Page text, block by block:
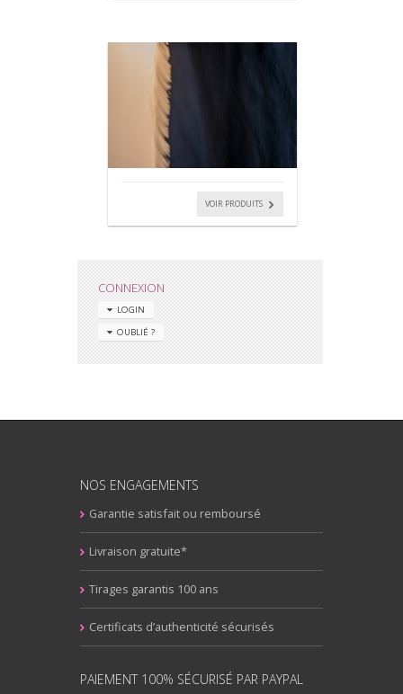
VOIR PRODUITS
CONNEXION
LOGIN
OUBLIÉ ?
NOS ENGAGEMENTS
Garantie satisfait ou remboursé
Livraison gratuite*
Tirages garantis 100 ans
Certificats d’authenticité sécurisés
PAIEMENT 100% SÉCURISÉ PAR PAYPAL